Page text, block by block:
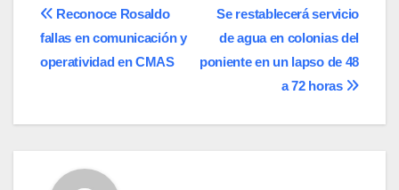
Navegación
de
Se restablecerá servicio
de agua en colonias del
poniente en un lapso de 48
a 72 horas
Reconoce Rosaldo
fallas en comunicación y
operatividad en CMAS